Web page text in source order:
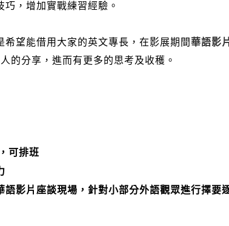
，增加實戰練習經驗。
希望能借用大家的英文專長，在影展期間華語影
的分享， 進而有更多的思考及收穫。
可排班
影片座談現場， 針對小部分外語觀眾進行擇要